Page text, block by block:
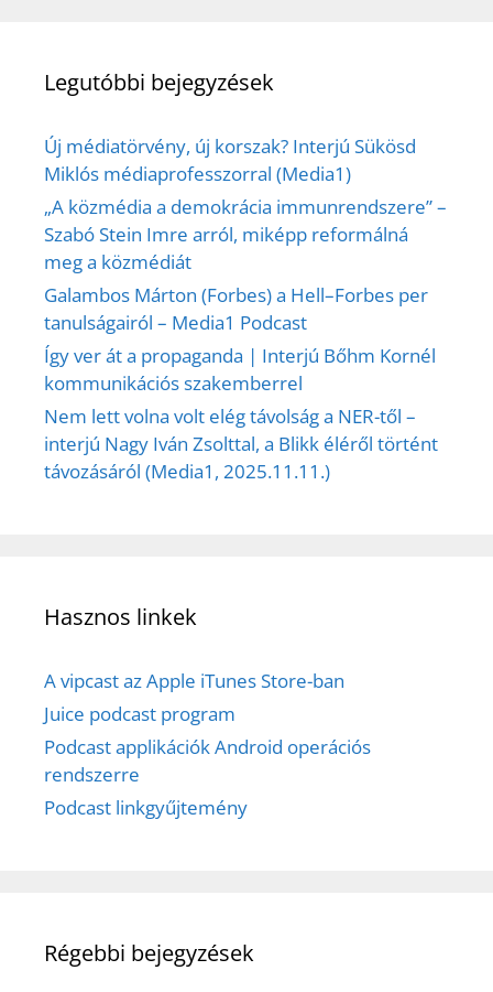
Legutóbbi bejegyzések
Új médiatörvény, új korszak? Interjú Sükösd
Miklós médiaprofesszorral (Media1)
„A közmédia a demokrácia immunrendszere” –
Szabó Stein Imre arról, miképp reformálná
meg a közmédiát
Galambos Márton (Forbes) a Hell–Forbes per
tanulságairól – Media1 Podcast
Így ver át a propaganda | Interjú Bőhm Kornél
kommunikációs szakemberrel
Nem lett volna volt elég távolság a NER-től –
interjú Nagy Iván Zsolttal, a Blikk éléről történt
távozásáról (Media1, 2025.11.11.)
Hasznos linkek
A vipcast az Apple iTunes Store-ban
Juice podcast program
Podcast applikációk Android operációs
rendszerre
Podcast linkgyűjtemény
Régebbi bejegyzések